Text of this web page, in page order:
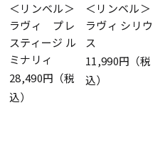
＜リンベル＞
ラヴィ プレ
スティージ ル
ミナリィ
28,490円（税
込）
＜リンベル＞
ラヴィ シリウ
ス
11,990円（税
込）